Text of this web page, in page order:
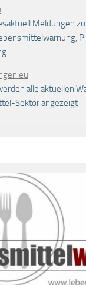
Meldungen
alle aktuellen
Sektor angezeigt